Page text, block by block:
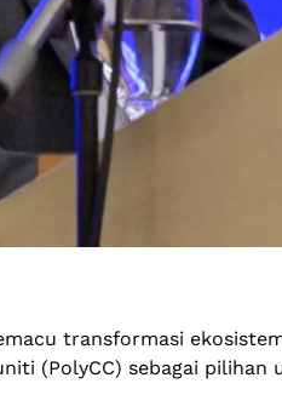
transformasi
(PolyCC) sebagai pilihan